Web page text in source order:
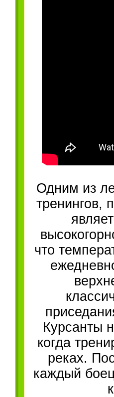
Одним из
тренингов,
что
Курсанты
когда
реках.
каждый